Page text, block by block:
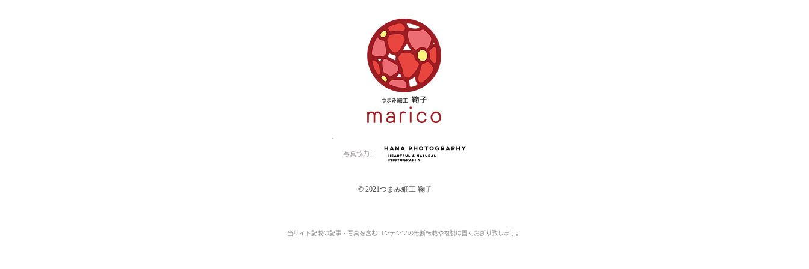
写真協力：
© 2021つまみ細工 鞠子
当サイト記載の記事・写真を含むコンテンツの無断転載や複製は固くお断り致します。